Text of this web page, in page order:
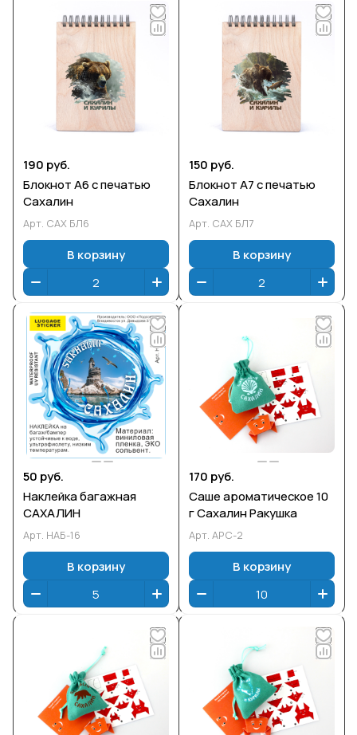
190 руб.
Блокнот А6 с печатью
Сахалин
Арт. САХ БЛ6
В корзину
150 руб.
Блокнот А7 с печатью
Сахалин
Арт. САХ БЛ7
В корзину
50 руб.
Наклейка багажная
САХАЛИН
Арт. НАБ-16
В корзину
170 руб.
Саше ароматическое 10
г Сахалин Ракушка
Арт. АРС-2
В корзину